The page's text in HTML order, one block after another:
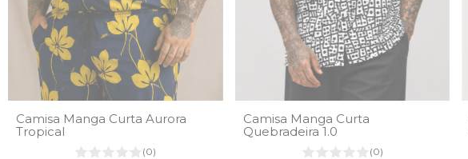
Camisa Manga Curta Aurora
Tropical
(0)
Camisa Manga Curta
Quebradeira 1.0
(0)